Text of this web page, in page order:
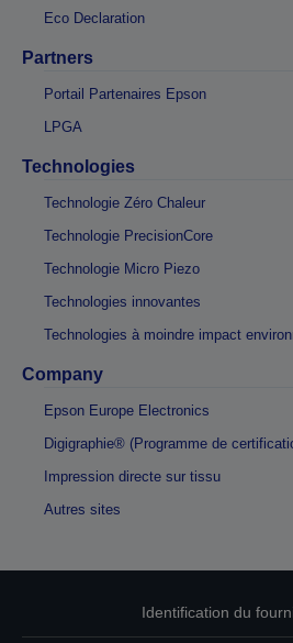
Eco Declaration
Partners
Portail Partenaires Epson
LPGA
Technologies
Technologie Zéro Chaleur
Technologie PrecisionCore
Technologie Micro Piezo
Technologies innovantes
Technologies à moindre impact
Company
Epson Europe Electronics
Digigraphie® (Programme de
Impression directe sur tissu
Autres sites
Identification du